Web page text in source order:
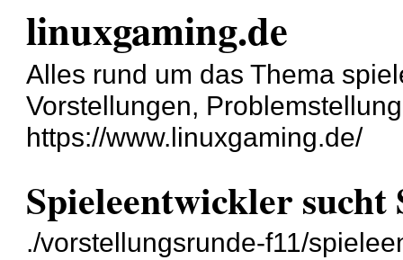
linuxgaming.de
Alles rund um das Thema
Vorstellungen,
https://www.linuxgaming.de/
Spieleentwickler sucht
./vorstellungsrunde-f11/